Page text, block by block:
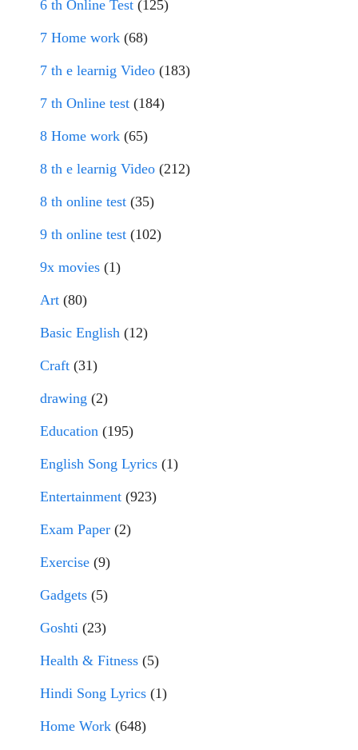
6 th Online Test (125)
7 Home work (68)
7 th e learnig Video (183)
7 th Online test (184)
8 Home work (65)
8 th e learnig Video (212)
8 th online test (35)
9 th online test (102)
9x movies (1)
Art (80)
Basic English (12)
Craft (31)
drawing (2)
Education (195)
English Song Lyrics (1)
Entertainment (923)
Exam Paper (2)
Exercise (9)
Gadgets (5)
Goshti (23)
Health & Fitness (5)
Hindi Song Lyrics (1)
Home Work (648)